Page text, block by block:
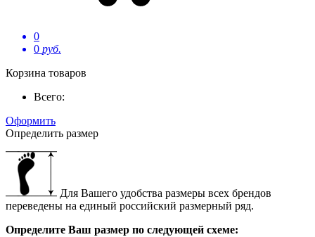
0
0 руб.
Корзина товаров
Всего:
Оформить
Определить размер
Для Вашего удобства размеры всех брендов
переведены на единый российский размерный ряд.
Определите Ваш размер по следующей схеме: